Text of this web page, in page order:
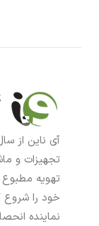
تجهیزات و
تهویه
خود را شروع
نماینده